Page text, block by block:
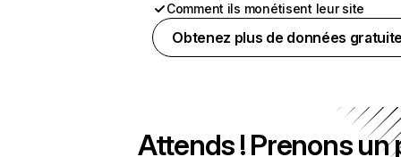
Comment ils monétisent leur site
Obtenez plus de données
Attends ! Prenons un